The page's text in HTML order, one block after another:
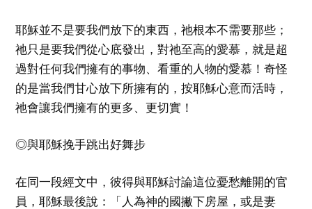
耶穌並不是要我們放下的東西，祂根本不需要那些；
祂只是要我們從心底發出，對祂至高的愛慕，就是超
過對任何我們擁有的事物、看重的人物的愛慕！奇怪
的是當我們甘心放下所擁有的，按耶穌心意而活時，
祂會讓我們擁有的更多、更切實！
◎與耶穌挽手跳出好舞步
在同一段經文中，彼得與耶穌討論這位憂愁離開的官
員，耶穌最後說：「人為神的國撇下房屋，或是妻